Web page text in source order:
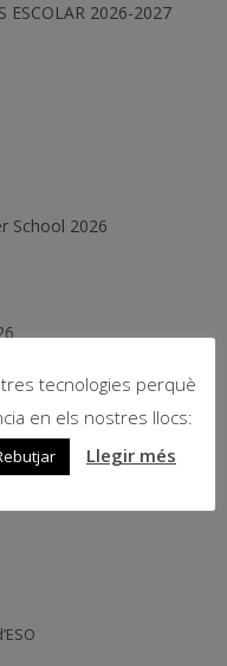
ESCOLAR 2026-2027
School 2026
Arrabal – Teatre
tecnologies perquè
en els nostres llocs:
Llegir més